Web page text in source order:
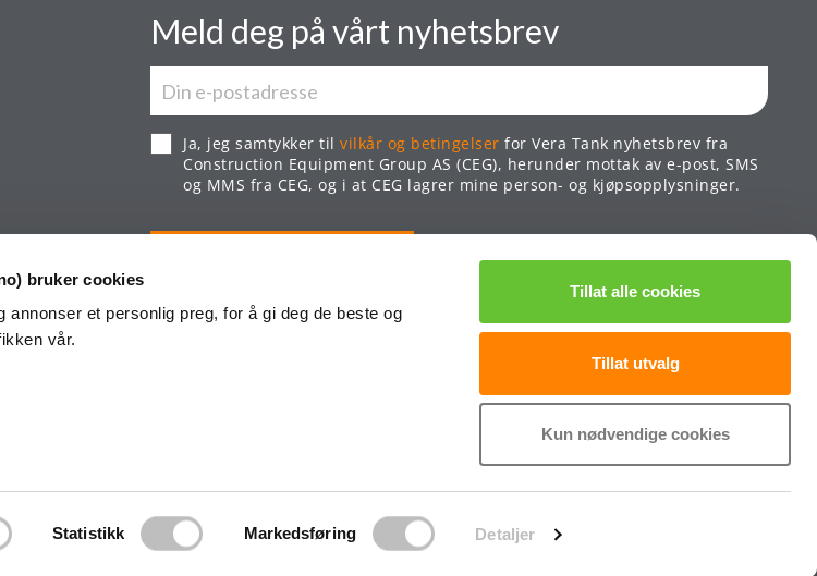
bruker cookies
et personlig preg, for å gi deg de beste og
vår.
Statistikk Markedsføring Detaljer
Tillat alle cookies
Tillat utvalg
Kun nødvendige cookies
Meld deg på vårt nyhetsbrev
Ja, jeg samtykker til vilkår og betingelser for Vera Tank nyhetsbrev fra
Construction Equipment Group AS (CEG), herunder mottak av e-post, SMS
og MMS fra CEG, og i at CEG lagrer mine person- og kjøpsopplysninger.